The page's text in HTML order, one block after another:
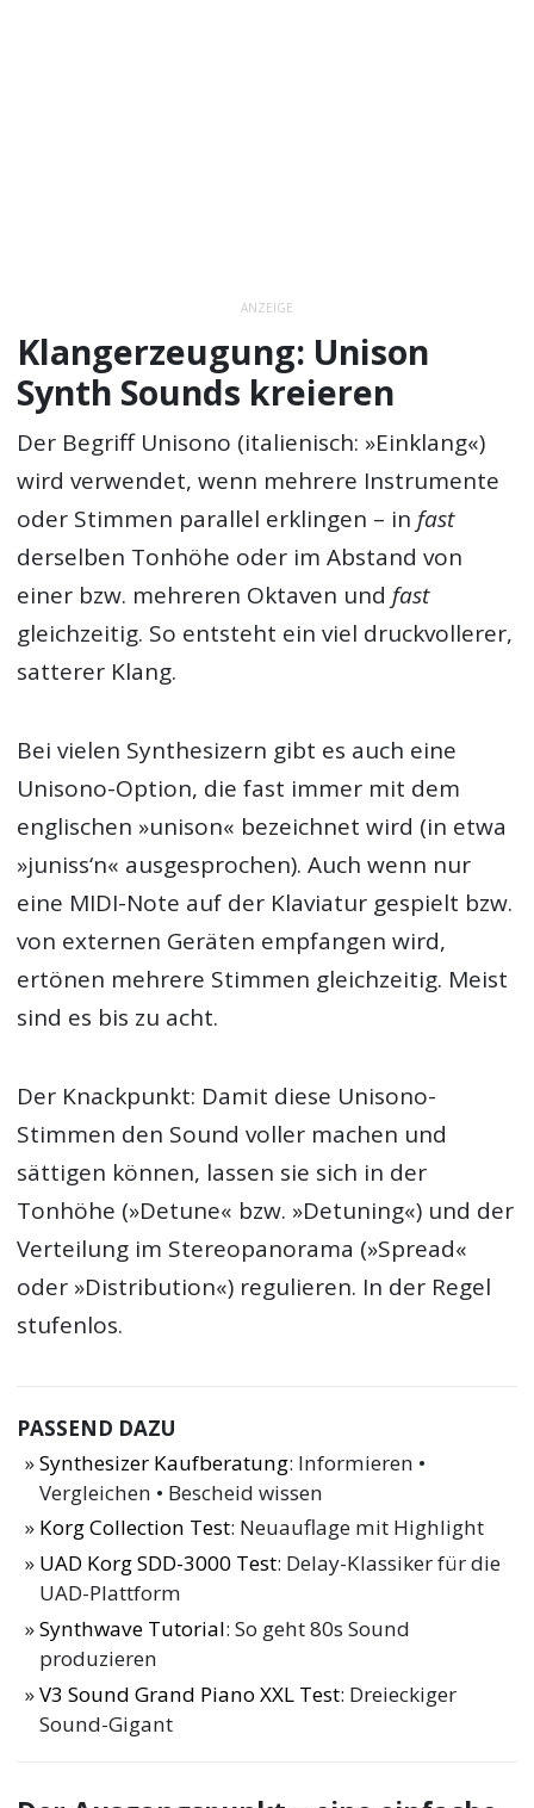
ANZEIGE
Klangerzeugung: Unison
Synth Sounds kreieren
Der Begriff Unisono (italienisch: »Einklang«)
wird verwendet, wenn mehrere Instrumente
oder Stimmen parallel erklingen – infast
derselben Tonhöhe oder im Abstand von
einer bzw. mehreren Oktaven undfast
gleichzeitig. So entsteht ein viel druckvollerer,
satterer Klang.
Bei vielen Synthesizern gibt es auch eine
Unisono-Option, die fast immer mit dem
englischen »unison« bezeichnet wird (in etwa
»juniss‘n« ausgesprochen). Auch wenn nur
eine MIDI-Note auf der Klaviatur gespielt bzw.
von externen Geräten empfangen wird,
ertönen mehrere Stimmen gleichzeitig. Meist
sind es bis zu acht.
Der Knackpunkt: Damit diese Unisono-
Stimmen den Sound voller machen und
sättigen können, lassen sie sich in der
Tonhöhe (»Detune« bzw. »Detuning«) und der
Verteilung im Stereopanorama (»Spread«
oder »Distribution«) regulieren. In der Regel
stufenlos.
PASSEND DAZU
Synthesizer Kaufberatung: Informieren •
Vergleichen • Bescheid wissen
Korg Collection Test: Neuauflage mit Highlight
UAD Korg SDD-3000 Test: Delay-Klassiker für die
UAD-Plattform
Synthwave Tutorial: So geht 80s Sound
produzieren
V3 Sound Grand Piano XXL Test: Dreieckiger
Sound-Gigant